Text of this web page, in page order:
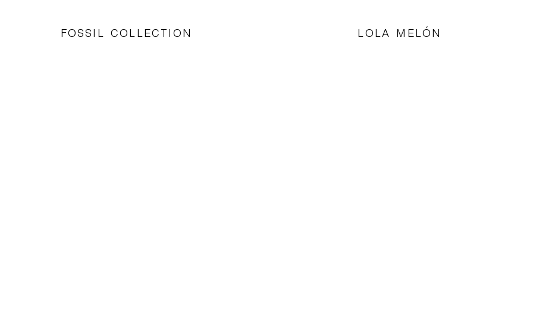
FOSSIL COLLECTION LOLA MELÓN